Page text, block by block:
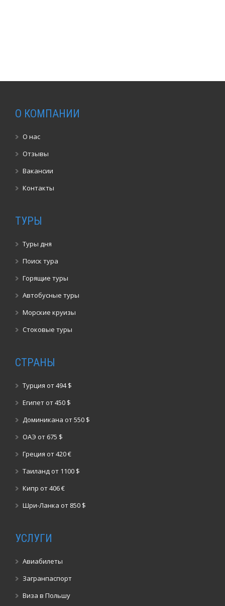
О КОМПАНИИ
О нас
Отзывы
Вакансии
Контакты
ТУРЫ
Туры дня
Поиск тура
Горящие туры
Автобусные туры
Морские круизы
Стоковые туры
СТРАНЫ
Турция от 494 $
Египет от 450 $
Доминикана от 550 $
ОАЭ от 675 $
Греция от 420 €
Таиланд от 1100 $
Кипр от 406 €
Шри-Ланка от 850 $
УСЛУГИ
Авиабилеты
Загранпаспорт
Виза в Польшу